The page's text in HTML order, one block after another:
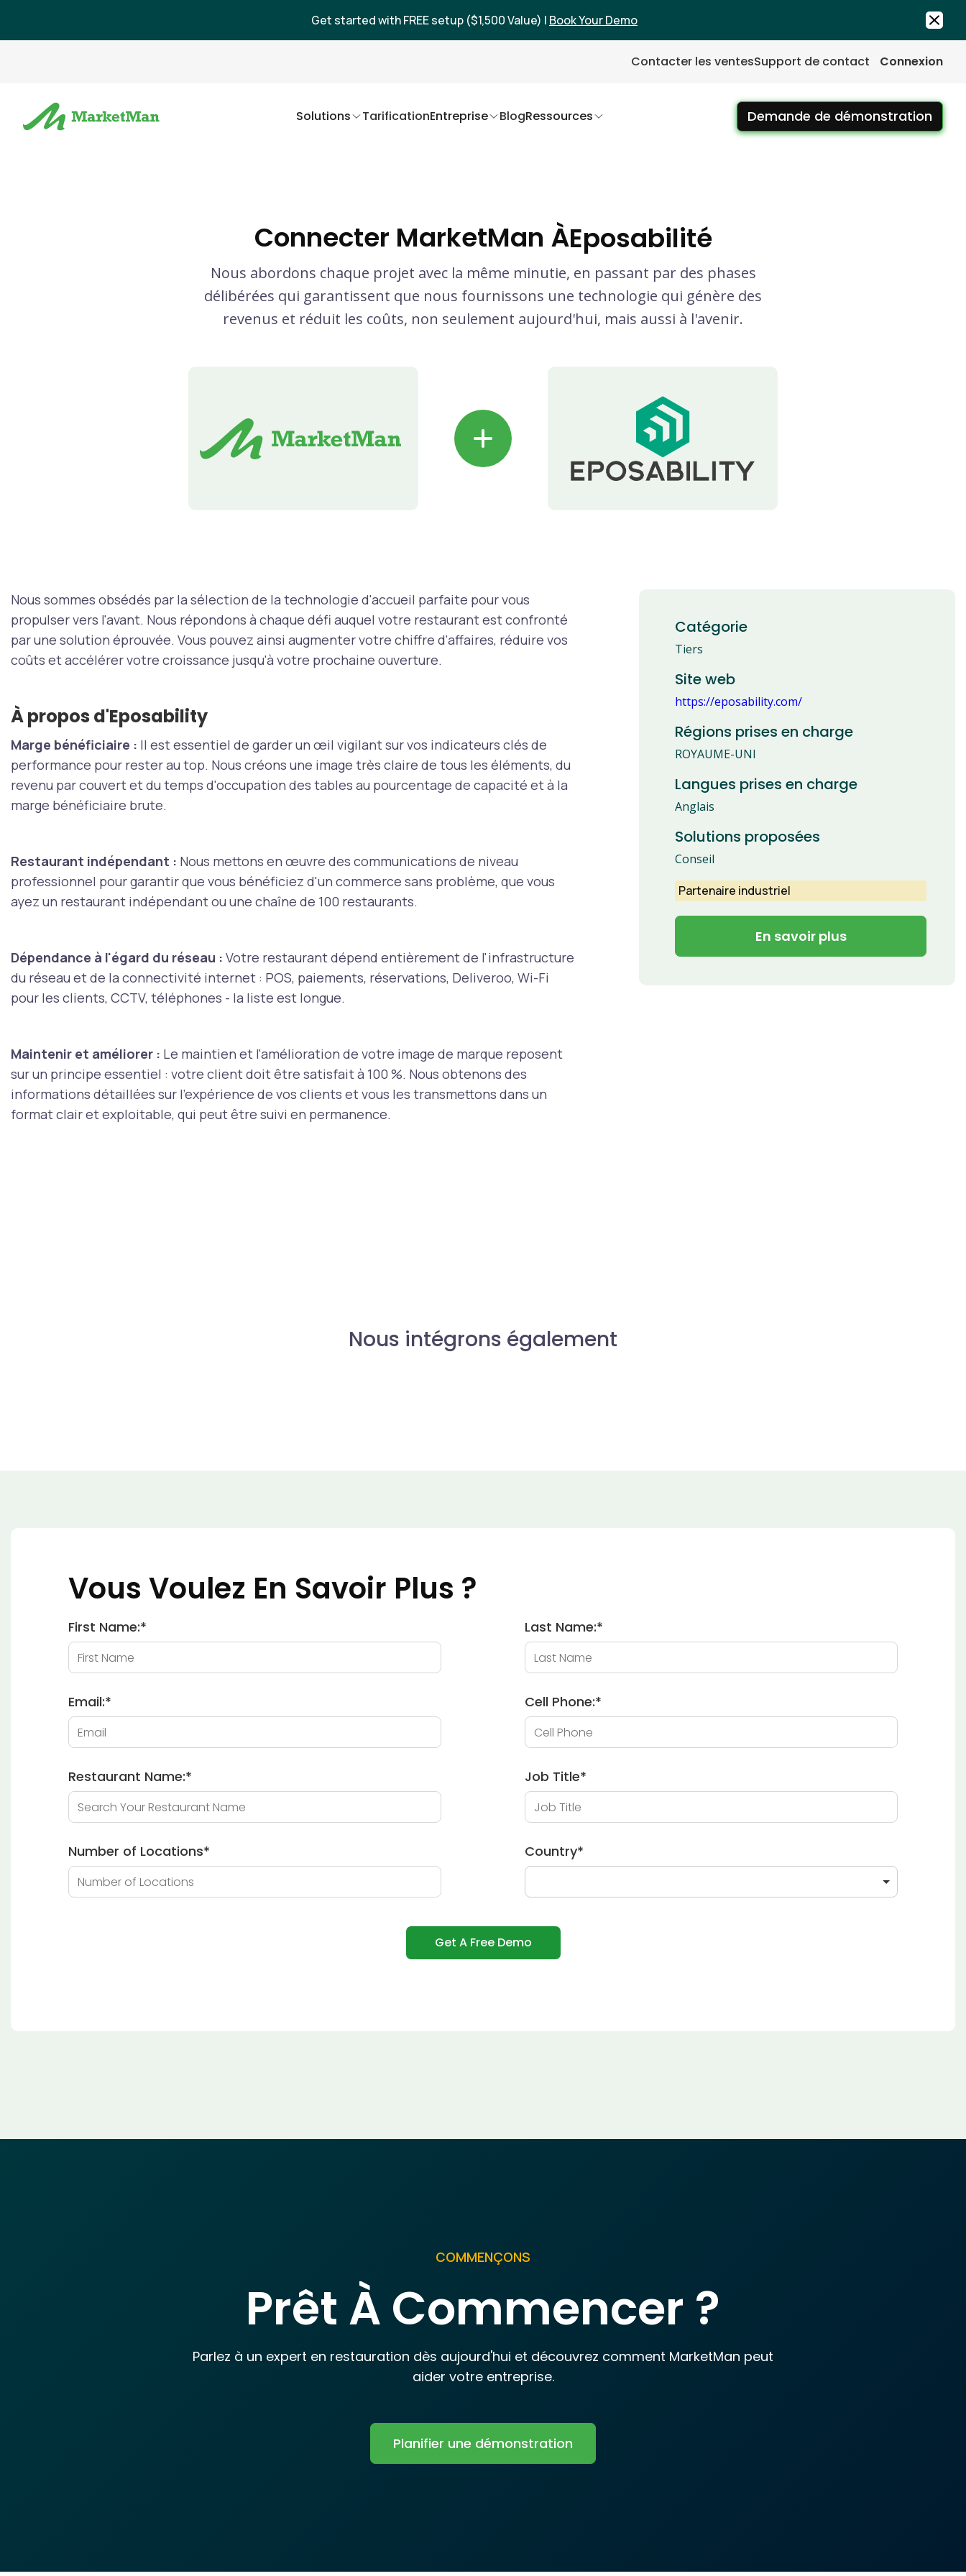
Get started with FREE setup ($1,500 Value) | Book Your Demo
Contacter les ventesSupport de contact Connexion
Solutions TarificationEntreprise BlogRessources Demande de démonstration
Connecter MarketMan ÀEposabilité
Nous abordons chaque projet avec la même minutie, en passant par des phases
délibérées qui garantissent que nous fournissons une technologie qui génère des
revenus et réduit les coûts, non seulement aujourd'hui, mais aussi à l'avenir.
+
Nous sommes obsédés par la sélection de la technologie d'accueil parfaite pour vous
propulser vers l'avant. Nous répondons à chaque défi auquel votre restaurant est confronté
par une solution éprouvée. Vous pouvez ainsi augmenter votre chiffre d'affaires, réduire vos
coûts et accélérer votre croissance jusqu'à votre prochaine ouverture.
À propos d'Eposability
Marge bénéficiaire : Il est essentiel de garder un œil vigilant sur vos indicateurs clés de
performance pour rester au top. Nous créons une image très claire de tous les éléments, du
revenu par couvert et du temps d'occupation des tables au pourcentage de capacité et à la
marge bénéficiaire brute.
Restaurant indépendant : Nous mettons en œuvre des communications de niveau
professionnel pour garantir que vous bénéficiez d'un commerce sans problème, que vous
ayez un restaurant indépendant ou une chaîne de 100 restaurants.
Dépendance à l'égard du réseau : Votre restaurant dépend entièrement de l'infrastructure
du réseau et de la connectivité internet : POS, paiements, réservations, Deliveroo, Wi-Fi
pour les clients, CCTV, téléphones - la liste est longue.
Maintenir et améliorer : Le maintien et l'amélioration de votre image de marque reposent
sur un principe essentiel : votre client doit être satisfait à 100 %. Nous obtenons des
informations détaillées sur l'expérience de vos clients et vous les transmettons dans un
format clair et exploitable, qui peut être suivi en permanence.
Catégorie
Tiers
Site web
https://eposability.com/
Régions prises en charge
ROYAUME-UNI
Langues prises en charge
Anglais
Solutions proposées
Conseil
Partenaire industriel
En savoir plus
Nous intégrons également
Vous Voulez En Savoir Plus ?
First Name:* Last Name:*
Email:* Cell Phone:*
Restaurant Name:* Job Title*
Number of Locations* Country*
COMMENÇONS
Prêt À Commencer ?
Parlez à un expert en restauration dès aujourd'hui et découvrez comment MarketMan peut
aider votre entreprise.
Planifier une démonstration